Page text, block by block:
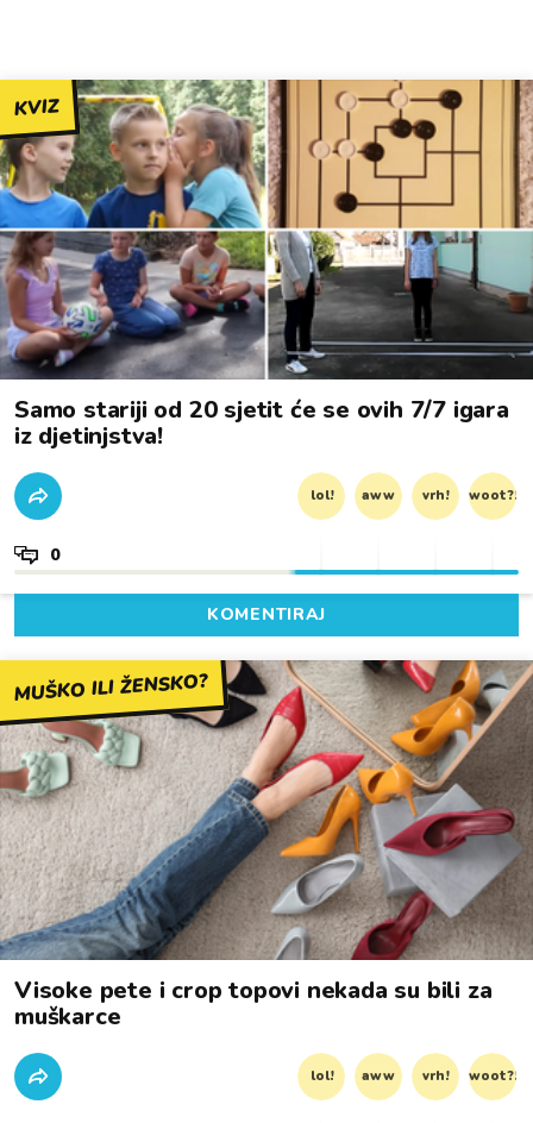
KVIZ
Samo stariji od 20 sjetit će se ovih 7/7 igara
iz djetinjstva!
lol! aww vrh! woot?!
0
KOMENTIRAJ
MUŠKO ILI ŽENSKO?
Visoke pete i crop topovi nekada su bili za
muškarce
lol! aww vrh! woot?!